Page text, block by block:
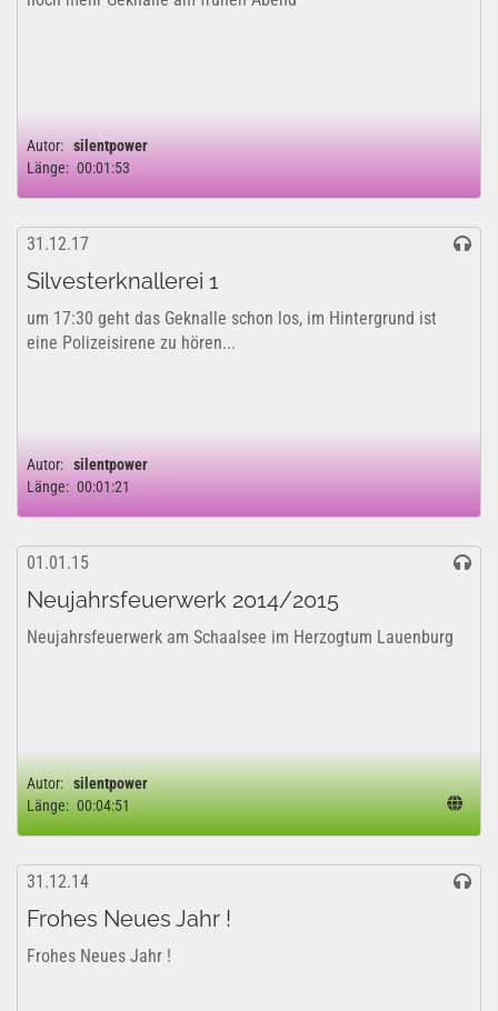
Autor: silentpower
Länge: 00:01:53
31.12.17
Silvesterknallerei 1
um 17:30 geht das Geknalle schon los, im Hintergrund ist
eine Polizeisirene zu hören...
Autor: silentpower
Länge: 00:01:21
01.01.15
Neujahrsfeuerwerk 2014/2015
Neujahrsfeuerwerk am Schaalsee im Herzogtum Lauenburg
Autor: silentpower
Länge: 00:04:51
31.12.14
Frohes Neues Jahr !
Frohes Neues Jahr !